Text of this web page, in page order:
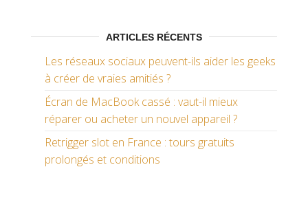
ARTICLES RÉCENTS
Les réseaux sociaux peuvent-ils aider les geeks
à créer de vraies amitiés ?
Écran de MacBook cassé : vaut-il mieux
réparer ou acheter un nouvel appareil ?
Retrigger slot en France : tours gratuits
prolongés et conditions